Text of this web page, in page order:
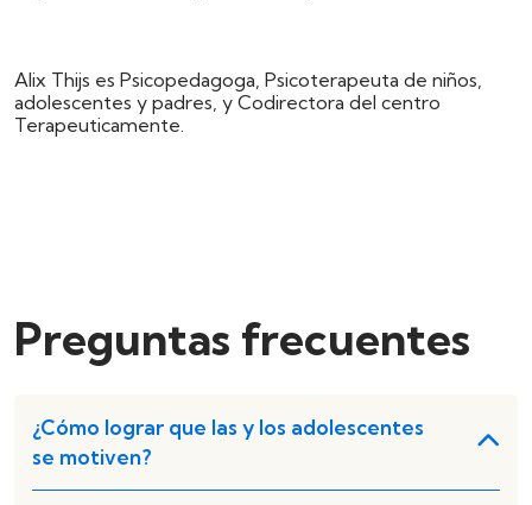
Alix Thijs es Psicopedagoga, Psicoterapeuta de niños,
adolescentes y padres, y Codirectora del centro
Terapeuticamente.
Preguntas frecuentes
¿Cómo lograr que las y los adolescentes
se motiven?